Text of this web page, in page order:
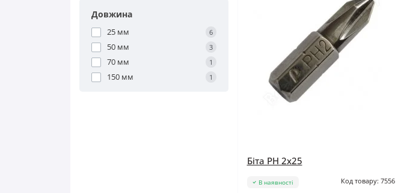
Довжина
25 мм 6
50 мм 3
70 мм 1
150 мм 1
Біта PH 2x25
В наявності Код товару: 7556